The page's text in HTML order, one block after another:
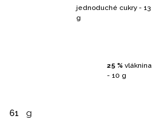
61 g
jednoduché cukry - 13
g
25 % vláknina
- 10 g